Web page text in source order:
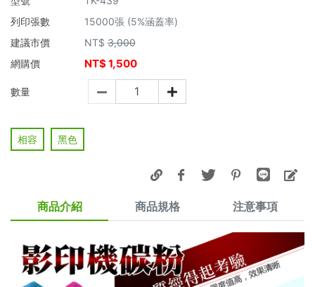
列印張數
15000張 (5%涵蓋率)
建議市價
NT$ 3,000
網購價
NT$1,500
數量
相容 黑色
商品介紹 商品規格 注意事項